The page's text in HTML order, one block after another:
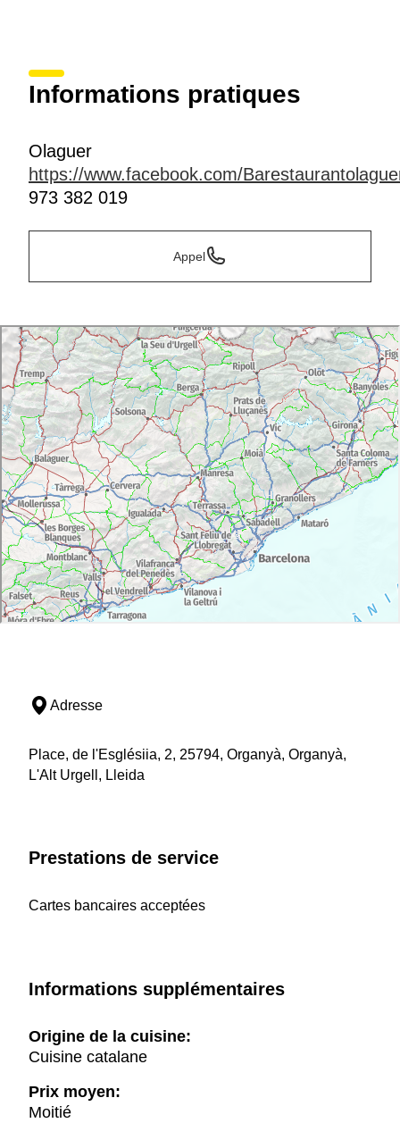
Informations pratiques
Olaguer
https://www.facebook.com/
973 382 019
Appel
Adresse
Place, de l'Esglésiia, 2, 25794, Organyà, Organyà,
L'Alt Urgell, Lleida
Prestations de service
Cartes bancaires acceptées
Informations supplémentaires
Origine de la cuisine:
Cuisine catalane
Prix moyen:
Moitié